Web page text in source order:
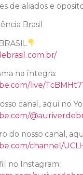
de aliados e
Brasil
na íntegra:
live/
canal, aqui no
do nosso canal,
channel/
no Instagram: